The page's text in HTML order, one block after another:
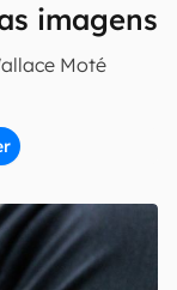
imagens
Moté